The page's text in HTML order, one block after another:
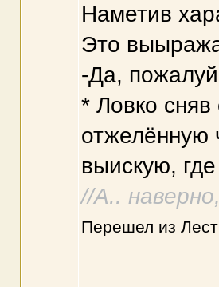
Наметив
Это
-Да,
* Ловко
отжелённую
выискую,
//А..
Перешел из